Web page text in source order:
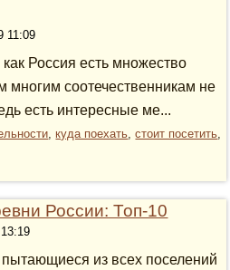
11:09
Россия есть множество
многим соотечественникам не
есть интересные ме...
,куда поехать,стоит посетить,
России: Топ-10
пытающиеся из всех поселений